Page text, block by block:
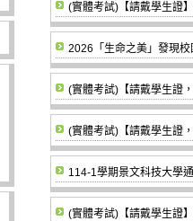
(實體考試)【請戴學生證
2026「生命之美」發現
(實體考試)【請戴學生證
(實體考試)【請戴學生證
114-1學期景文科技大學
(實體考試)【請戴學生證